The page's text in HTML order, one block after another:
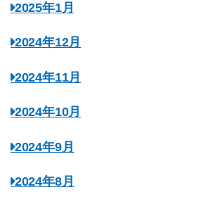
2025年1月
2024年12月
2024年11月
2024年10月
2024年9月
2024年8月